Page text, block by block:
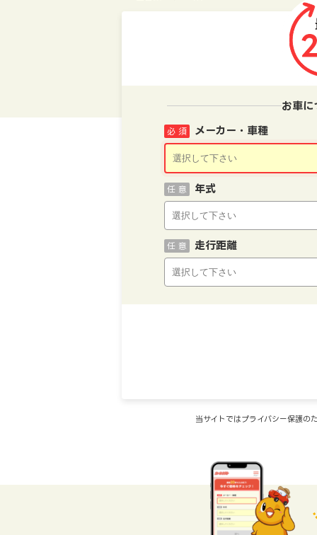
お車に
メーカー・車種
必 須
年式
任 意
走行距離
任 意
当サイトではプライバシー保護の